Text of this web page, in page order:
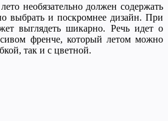
необязательно должен содержать
выбрать и поскромнее дизайн. При
выглядеть шикарно. Речь идет о
френче, который летом можно
так и с цветной.